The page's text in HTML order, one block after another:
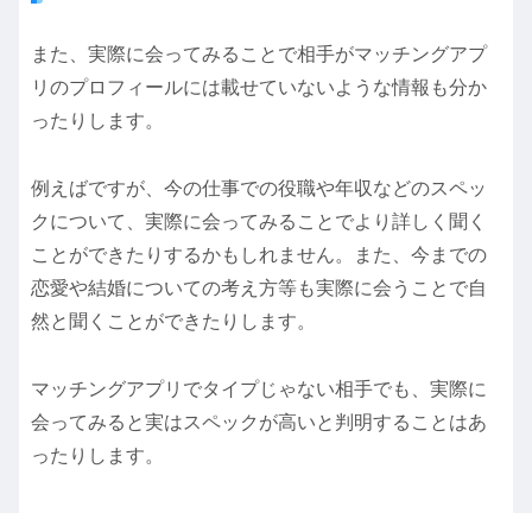
また、実際に会ってみることで相手がマッチングアプ
リのプロフィールには載せていないような情報も分か
ったりします。
例えばですが、今の仕事での役職や年収などのスペッ
クについて、実際に会ってみることでより詳しく聞く
ことができたりするかもしれません。また、今までの
恋愛や結婚についての考え方等も実際に会うことで自
然と聞くことができたりします。
マッチングアプリでタイプじゃない相手でも、実際に
会ってみると実はスペックが高いと判明することはあ
ったりします。